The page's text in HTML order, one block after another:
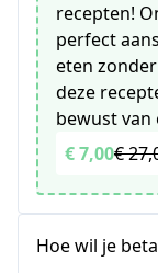
recepten!
perfect
eten
deze
bewust van
€ 7,00€
Hoe wil je